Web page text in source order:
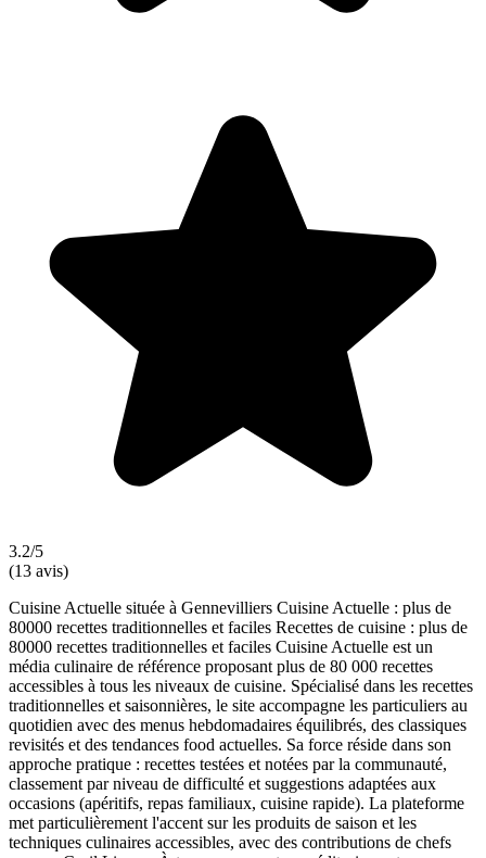
3.2/5
(13 avis)
Cuisine Actuelle située à Gennevilliers Cuisine Actuelle : plus de
80000 recettes traditionnelles et faciles Recettes de cuisine : plus de
80000 recettes traditionnelles et faciles Cuisine Actuelle est un
média culinaire de référence proposant plus de 80 000 recettes
accessibles à tous les niveaux de cuisine. Spécialisé dans les recettes
traditionnelles et saisonnières, le site accompagne les particuliers au
quotidien avec des menus hebdomadaires équilibrés, des classiques
revisités et des tendances food actuelles. Sa force réside dans son
approche pratique : recettes testées et notées par la communauté,
classement par niveau de difficulté et suggestions adaptées aux
occasions (apéritifs, repas familiaux, cuisine rapide). La plateforme
met particulièrement l'accent sur les produits de saison et les
techniques culinaires accessibles, avec des contributions de chefs